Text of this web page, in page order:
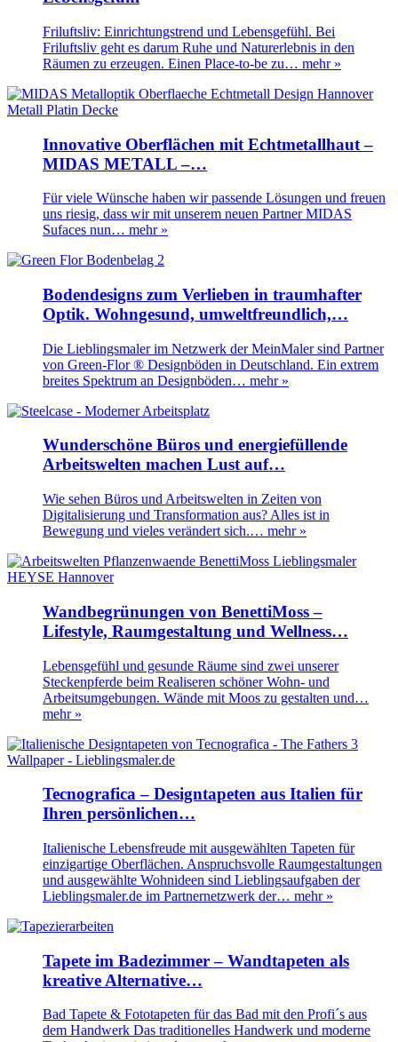
Friluftsliv: Einrichtungstrend und Lebensgefühl. Bei
Friluftsliv geht es darum Ruhe und Naturerlebnis in den
Räumen zu erzeugen. Einen Place-to-be zu… mehr »
Innovative Oberflächen mit Echtmetallhaut –
MIDAS METALL –…
Für viele Wünsche haben wir passende Lösungen und freuen
uns riesig, dass wir mit unserem neuen Partner MIDAS
Sufaces nun… mehr »
Bodendesigns zum Verlieben in traumhafter
Optik. Wohngesund, umweltfreundlich,…
Die Lieblingsmaler im Netzwerk der MeinMaler sind Partner
von Green-Flor ® Designböden in Deutschland. Ein extrem
breites Spektrum an Designböden… mehr »
Wunderschöne Büros und energiefüllende
Arbeitswelten machen Lust auf…
Wie sehen Büros und Arbeitswelten in Zeiten von
Digitalisierung und Transformation aus? Alles ist in
Bewegung und vieles verändert sich.… mehr »
Wandbegrünungen von BenettiMoss –
Lifestyle, Raumgestaltung und Wellness…
Lebensgefühl und gesunde Räume sind zwei unserer
Steckenpferde beim Realiseren schöner Wohn- und
Arbeitsumgebungen. Wände mit Moos zu gestalten und…
mehr »
Tecnografica – Designtapeten aus Italien für
Ihren persönlichen…
Italienische Lebensfreude mit ausgewählten Tapeten für
einzigartige Oberflächen. Anspruchsvolle Raumgestaltungen
und ausgewählte Wohnideen sind Lieblingsaufgaben der
Lieblingsmaler.de im Partnernetzwerk der… mehr »
Tapete im Badezimmer – Wandtapeten als
kreative Alternative…
Bad Tapete & Fototapeten für das Bad mit den Profi´s aus
dem Handwerk Das traditionelles Handwerk und moderne